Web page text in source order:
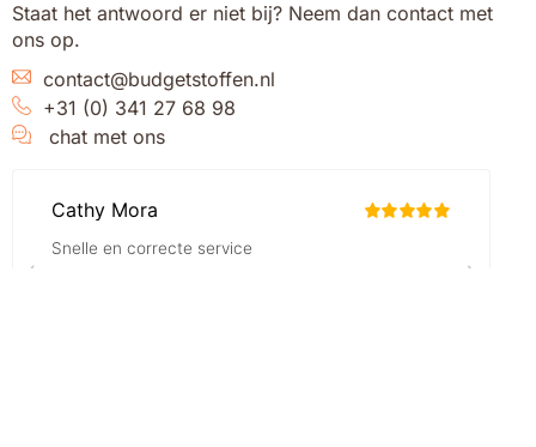
Staat het antwoord er niet bij? Neem dan contact met
ons op.
contact@budgetstoffen.nl
+31 (0) 341 27 68 98
chat met ons